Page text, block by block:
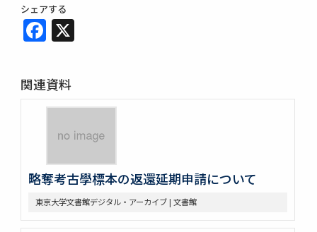
シェアする
Facebook
関連資料
略奪考古學標本の返還延期申請について
東京大学文書館デジタル・アーカイブ | 文書館